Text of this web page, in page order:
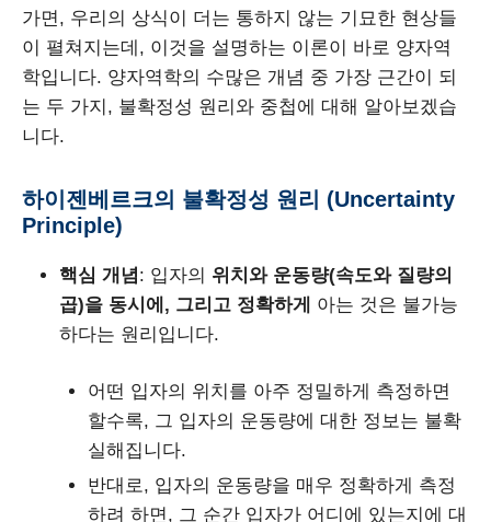
가면, 우리의 상식이 더는 통하지 않는 기묘한 현상들
이 펼쳐지는데, 이것을 설명하는 이론이 바로 양자역
학입니다. 양자역학의 수많은 개념 중 가장 근간이 되
는 두 가지, 불확정성 원리와 중첩에 대해 알아보겠습
니다.
하이젠베르크의 불확정성 원리 (Uncertainty
Principle)
핵심 개념: 입자의 위치와 운동량(속도와 질량의
곱)을 동시에, 그리고 정확하게
아는 것은 불가능
하다는 원리입니다.
어떤 입자의 위치를 아주 정밀하게 측정하면
할수록, 그 입자의 운동량에 대한 정보는 불확
실해집니다.
반대로, 입자의 운동량을 매우 정확하게 측정
하려 하면, 그 순간 입자가 어디에 있는지에 대